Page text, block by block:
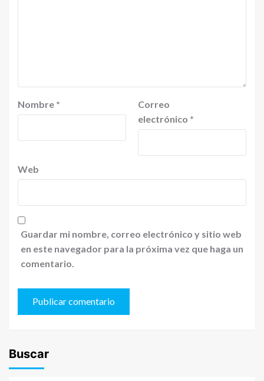
Nombre *
Correo
electrónico *
Web
Guardar mi nombre, correo electrónico y sitio web
en este navegador para la próxima vez que haga un
comentario.
Buscar